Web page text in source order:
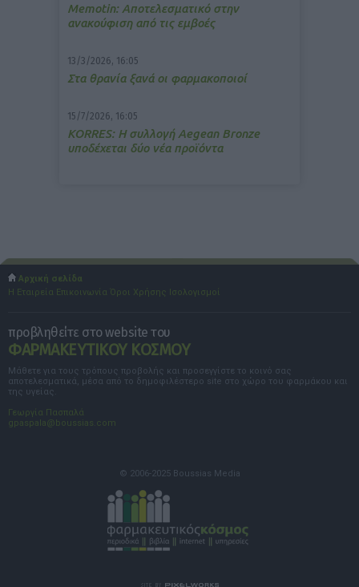
Memotin: Αποτελεσματικό στην
ανακούφιση από τις εμβοές
13/3/2026, 16:05
Στα θρανία ξανά οι φαρμακοποιοί
15/7/2026, 16:05
ΚΟRRES: Η συλλογή Aegean Bronze
υποδέχεται δύο νέα προϊόντα
Αρχική σελίδα
Η Εταιρεία Επικοινωνία Όροι Χρήσης Ισολογισμοί
προβληθείτε στο website του
ΦΑΡΜΑΚΕΥΤΙΚΟΥ ΚΟΣΜΟΥ
Μάθετε για τους τρόπους προβολής και προσεγγίστε το κοινό σας
αποτελεσματικά, μέσα από το δημοφιλέστερο site στο χώρο του φαρμάκου και
της υγείας.
Γεωργία Πασπαλά
gpaspala@boussias.com
© 2006-2025 Boussias Media